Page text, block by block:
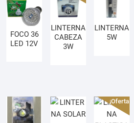
FOCO 36
LED 12V
LINTERNA
CABEZA
3W
LINTERNA
5W
¡Oferta!